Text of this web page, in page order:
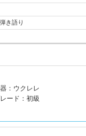
弾き語り
：ウクレレ
ード：初級